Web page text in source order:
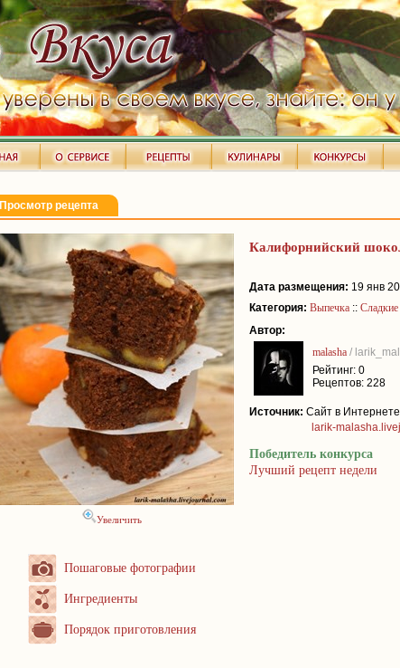
Просмотр рецепта
Увеличить
Пошаговые фотографии
Ингредиенты
Порядок приготовления
Калифорнийский
Дата размещения: 19 янв
Категория: Выпечка ::
Автор:
malasha /
Рейтинг: 0
Рецептов: 228
Источник: Сайт в Интернете
larik-
Победитель конкурса
Лучший рецепт недели